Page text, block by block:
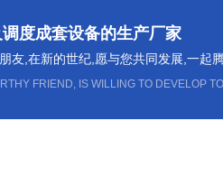
度成套设备的生产厂家
友,在新的世纪,愿与您共同发展,一起
FRIEND, IS WILLING TO DEVELOP